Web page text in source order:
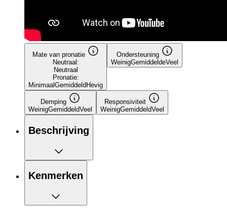
Mate van pronatie
Neutraal:
Neutraal
Pronatie:
MinimaalGemiddeld Hevig
Ondersteuning
WeinigGemiddeldeVeel
Demping
WeinigGemiddeldVeel
Responsiviteit
WeinigGemiddeldVeel
Beschrijving
Kenmerken